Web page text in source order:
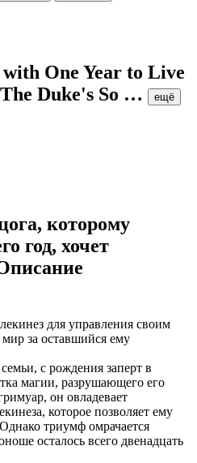
with One Year to Live
Duke's So … ещё
которому
год, хочет
для управления своим
мир за оставшийся ему
с рождения заперт в
магии, разрушающего его
он овладевает
которое позволяет ему
триумф омрачается
осталось всего двенадцать